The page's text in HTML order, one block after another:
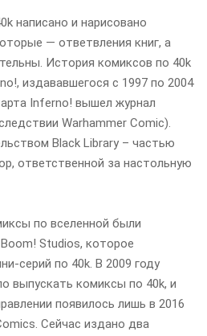
написано и нарисовано
— ответвления книг, а
История комиксов по 40k
издававшегося с 1997 по 2004
Inferno! вышел журнал
Warhammer Comic).
Black Library – частью
ответственной за настольную
по вселенной были
Studios, которое
серий по 40k. В 2009 году
выпускать комиксы по 40k, и
появилось лишь в 2016
Сейчас издано два